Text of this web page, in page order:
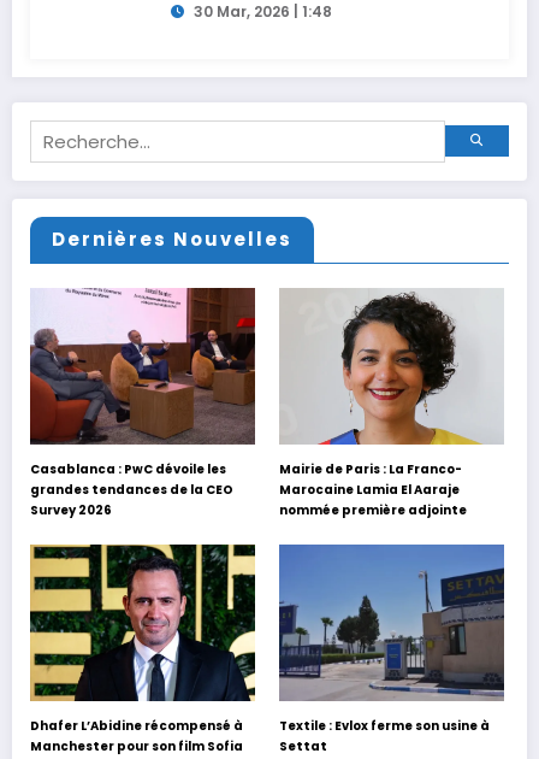
30 Mar, 2026 | 1:48
Dernières Nouvelles
Casablanca : PwC dévoile les
grandes tendances de la CEO
Survey 2026
Mairie de Paris : La Franco-
Marocaine Lamia El Aaraje
nommée première adjointe
Dhafer L’Abidine récompensé à
Manchester pour son film Sofia
Textile : Evlox ferme son usine à
Settat